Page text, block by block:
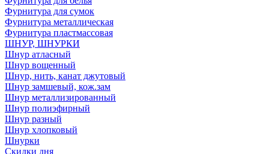
Фурнитура для сумок
Фурнитура металлическая
Фурнитура пластмассовая
ШНУР, ШНУРКИ
Шнур атласный
Шнур вощенный
Шнур, нить, канат джутовый
Шнур замшевый, кож.зам
Шнур металлизированный
Шнур полиэфирный
Шнур разный
Шнур хлопковый
Шнурки
Скидки дня